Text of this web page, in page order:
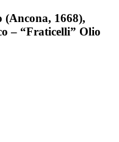
1668),
– “Fraticelli” Olio